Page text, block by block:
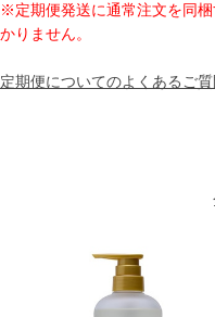
※定期便発送に通常注文を同
かりません。
定期便についてのよくあるご